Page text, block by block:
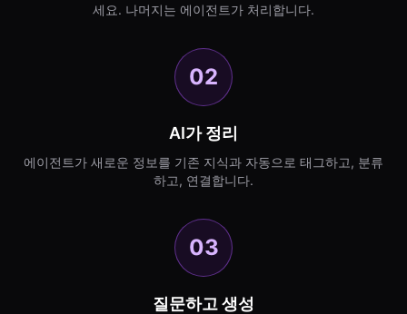
세요. 나머지는 에이전트가 처리합니다.
02
AI가 정리
에이전트가 새로운 정보를 기존 지식과 자동으로 태그하고, 분류
하고, 연결합니다.
03
질문하고 생성